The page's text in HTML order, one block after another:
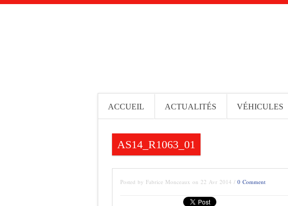
ACCUEIL ACTUALITÉS VÉHICULES
AS14_R1063_01
Posted by Fabrice Monceaux on 22 Avr 2014 / 0 Comment